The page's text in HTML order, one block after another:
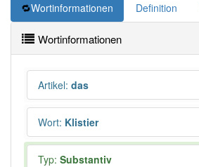
Wortinformationen Definition
Wortinformationen
Artikel: das
Wort: Klistier
Typ: Substantiv